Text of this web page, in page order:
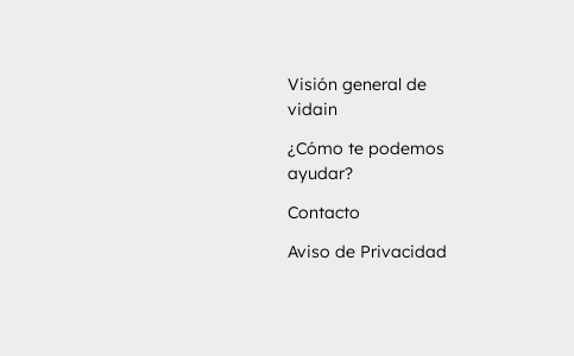
Visión general de
vidain
¿Cómo te podemos
ayudar?
Contacto
Aviso de Privacidad